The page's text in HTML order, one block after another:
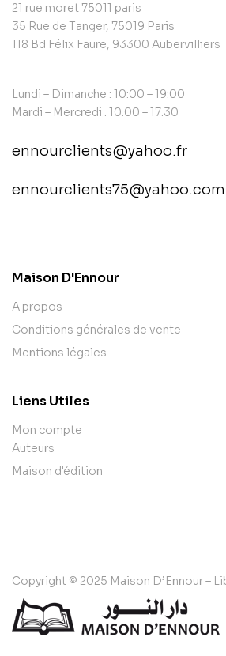
21 rue moret 75011 paris
35 Rue de Tanger, 75019 Paris
118 Bd Félix Faure, 93300 Aubervilliers
Lundi – Dimanche : 10:00 – 19:00
Mardi – Mercredi : 10:00 – 17:30
ennourclients@yahoo.fr
ennourclients75@yahoo.com
Maison D'Ennour
A propos
Conditions générales de vente
Mentions légales
Liens Utiles
Mon compte
Auteurs
Maison d'édition
Copyright © 2025 Maison D’Ennour –